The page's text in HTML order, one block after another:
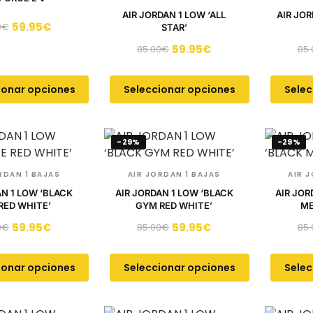
€ 59.95€
opciones
AIR JORDAN 1 LOW ‘ALL
STAR’
85.00€ 59.95€
Seleccionar opciones
AIR
1 BAJAS
1 LOW ‘BLACK
WHITE’
€ 59.95€
opciones
-29%
AIR JORDAN 1 BAJAS
AIR JORDAN 1 LOW ‘BLACK
GYM RED WHITE’
85.00€ 59.95€
Seleccionar opciones
-29%
AIR
AIR